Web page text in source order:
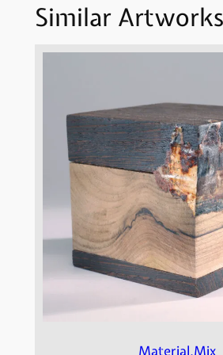
Similar Artworks
Material.Mix